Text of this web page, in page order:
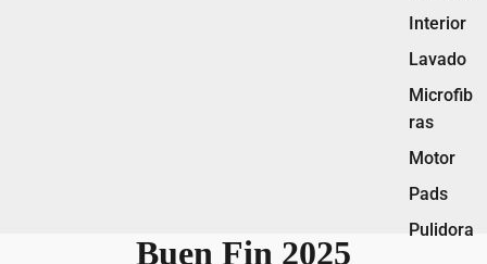
Interior
Lavado
Microfib
ras
Motor
Pads
Pulidora
Buen Fin 2025